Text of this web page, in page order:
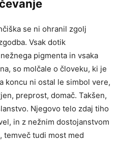
se ni ohranil zgolj
Vsak dotik
pigmenta in vsaka
so molčale o človeku, ki je
koncu ni ostal le simbol vere,
preprost, domač. Takšen,
Njegovo telo zdaj tiho
in z nežnim dostojanstvom
temveč tudi most med